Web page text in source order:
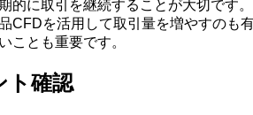
的に取引を継続することが大切です
CFDを活用して取引量を増やすのも
ことも重要です。
ト確認